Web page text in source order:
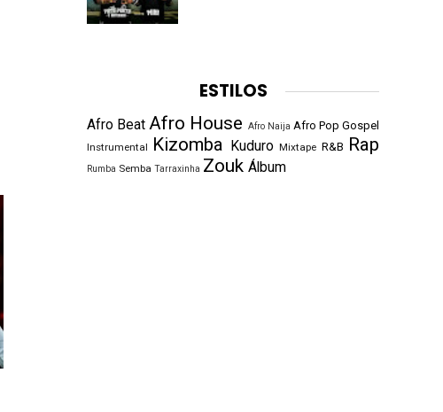
ESTILOS
Afro Beat Afro House Afro Naija Afro Pop Gospel
Instrumental Kizomba Kuduro Mixtape R&B Rap
Rumba Semba Tarraxinha Zouk Álbum